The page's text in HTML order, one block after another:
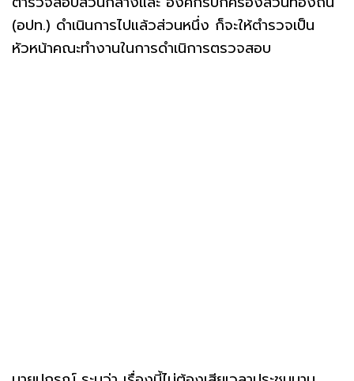
(อปท.) ดำเนินการไปแล้วส่วนหนึ่ง ก็จะให้ตำรวจเป็น
หัวหน้าคณะทำงานในการดำเนิการตรวจสอบ